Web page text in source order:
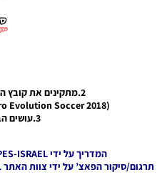
2.מתקינים את קובץ ההתקנה “SetupX” איפה שהמשחק PES 18 מותקן.
(E:Program Files (x86)SteamsteamappscommonPro Evolution Soccer 2018)
3.עושים הבא ומחכים בסבלנות עד סוף ההתקנה .
המדריך על ידי PES-ISRAEL אין לגנוב/לעתיק בלי אישור ובלי קרדיט העבריין יענש.
תרגום/סיקור הפאצ’ על ידי צוות האתר PES-ISRAEL אין לגנוב/לעתיק בלי אישור ובלי קרדיט העבריין יענש!